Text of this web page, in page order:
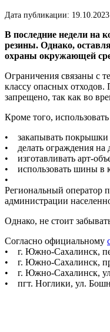
Дата публикации: 19.10.2023
В последние недели на
резины. Однако,
охраны окружающей
Ограничения связаны с
классу опасных
запрещено, так как во
Кроме того,
• закапывать покрышки
• делать ограждения на
• изготавливать арт-
• использовать шины в
•
Региональный оператор
администрации
Однако, не стоит
Согласно официальному
• г. Южно-Сахалинск,
• г. Южно-Сахалинск,
• г. Южно-Сахалинск,
• пгт. Ноглики, ул.